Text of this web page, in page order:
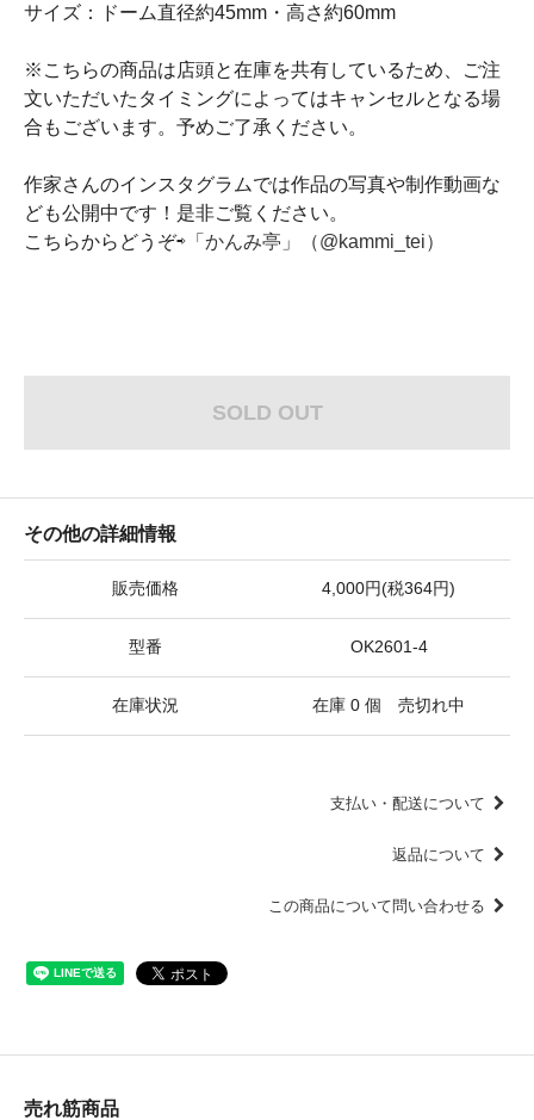
サイズ：ドーム直径約45mm・高さ約60mm
※こちらの商品は店頭と在庫を共有しているため、ご注
文いただいたタイミングによってはキャンセルとなる場
合もございます。予めご了承ください。
作家さんのインスタグラムでは作品の写真や制作動画な
ども公開中です！是非ご覧ください。
こちらからどうぞ⇨ 「かんみ亭」（@kammi_tei）
SOLD OUT
その他の詳細情報
販売価格 4,000円(税364円)
型番 OK2601-4
在庫状況 在庫 0 個 売切れ中
支払い・配送について
返品について
この商品について問い合わせる
売れ筋商品